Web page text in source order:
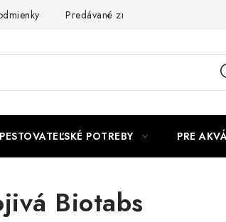
Predávané značky
PESTOVATEĽSKÉ POTREBY PRE
Biotabs